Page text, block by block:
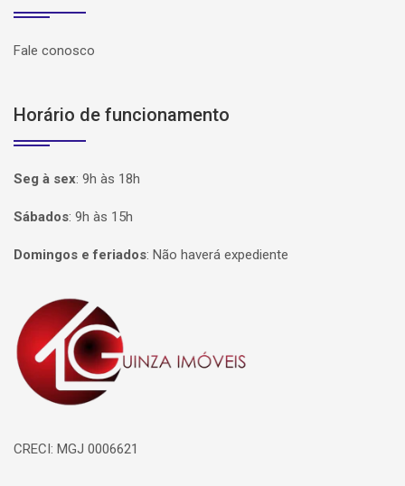
Fale conosco
Horário de funcionamento
Seg à sex: 9h às 18h
Sábados: 9h às 15h
Domingos e feriados: Não haverá expediente
Página inicial
CRECI: MGJ 0006621